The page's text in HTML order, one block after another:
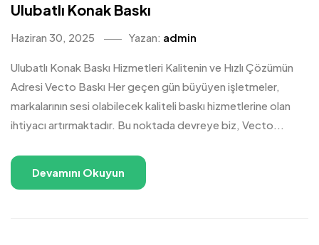
Ulubatlı Konak Baskı
Haziran 30, 2025 Yazan: admin
Ulubatlı Konak Baskı Hizmetleri Kalitenin ve Hızlı Çözümün
Adresi Vecto Baskı Her geçen gün büyüyen işletmeler,
markalarının sesi olabilecek kaliteli baskı hizmetlerine olan
ihtiyacı artırmaktadır. Bu noktada devreye biz, Vecto...
Devamını Okuyun